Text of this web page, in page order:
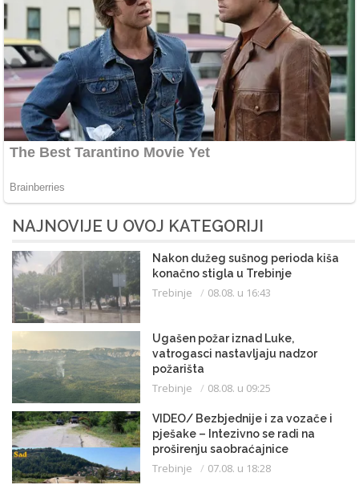
NAJNOVIJE U OVOJ KATEGORIJI
Nakon dužeg sušnog perioda kiša
konačno stigla u Trebinje
Trebinje 08.08. u 16:43
Ugašen požar iznad Luke,
vatrogasci nastavljaju nadzor
požarišta
Trebinje 08.08. u 09:25
VIDEO/ Bezbjednije i za vozače i
pješake – Intezivno se radi na
proširenju saobraćajnice
Trebinje 07.08. u 18:28